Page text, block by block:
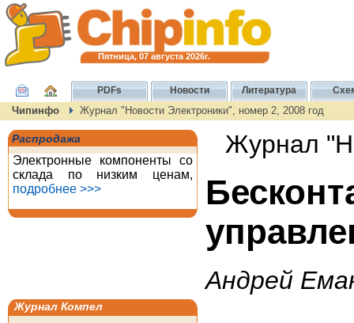
Пятница, 07 августа 2026г.
PDFs Новости Литература
Чипинфо Журнал "Новости Электроники", номер 2, 2008 год
Распродажа
Электронные компоненты со
склада по низким ценам,
подробнее >>>
Журнал Компел
Журнал
Андрей